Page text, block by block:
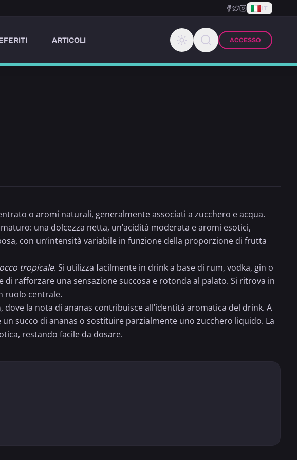
IT
ARTICOLI ACCESSO
o aromi naturali, generalmente associati a zucchero e acqua.
una dolcezza netta, un’acidità moderata e aromi esotici,
con un’intensità variabile in funzione della proporzione di frutta
tropicale. Si utilizza facilmente in drink a base di rum, vodka, gin o
di rafforzare una sensazione succosa e rotonda al palato. Si ritrova in
ruolo centrale.
, dove la nota di ananas contribuisce all’identità aromatica del drink. A
succo di ananas o sostituire parzialmente uno zucchero liquido. La
restando facile da dosare.